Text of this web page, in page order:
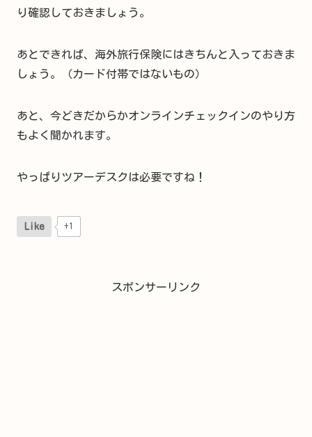
り確認しておきましょう。
あとできれば、海外旅行保険にはきちんと入っておきま
しょう。（カード付帯ではないもの）
あと、今どきだからかオンラインチェックインのやり方
もよく聞かれます。
やっぱりツアーデスクは必要ですね！
Like +1
スポンサーリンク